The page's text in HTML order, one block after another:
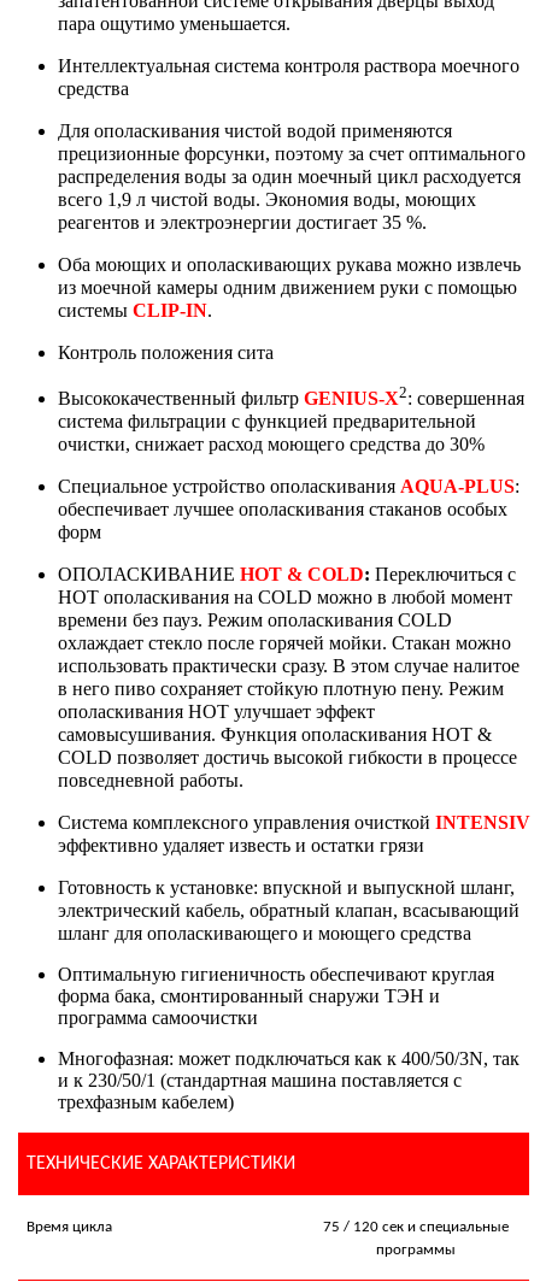
пара ощутимо уменьшается.
Интеллектуальная система контроля раствора моечного
средства
Для ополаскивания чистой водой применяются
прецизионные форсунки, поэтому за счет оптимального
распределения воды за один моечный цикл расходуется
всего 1,9 л чистой воды. Экономия воды, моющих
реагентов и электроэнергии достигает 35 %.
Оба моющих и ополаскивающих рукава можно извлечь
из моечной камеры одним движением руки с помощью
системы CLIP-IN.
Контроль положения сита
Высококачественный фильтр GENIUS-X2: совершенная
система фильтрации с функцией предварительной
очистки, снижает расход моющего средства до 30%
Специальное устройство ополаскивания AQUA-PLUS:
обеспечивает лучшее ополаскивания стаканов особых
форм
ОПОЛАСКИВАНИЕ HOT & COLD: Переключиться с
HOT ополаскивания на COLD можно в любой момент
времени без пауз. Режим ополаскивания COLD
охлаждает стекло после горячей мойки. Стакан можно
использовать практически сразу. В этом случае налитое
в него пиво сохраняет стойкую плотную пену. Режим
ополаскивания HOT улучшает эффект
самовысушивания. Функция ополаскивания HOT &
COLD позволяет достичь высокой гибкости в процессе
повседневной работы.
Система комплексного управления очисткой INTENSIV
эффективно удаляет известь и остатки грязи
Готовность к установке: впускной и выпускной шланг,
электрический кабель, обратный клапан, всасывающий
шланг для ополаскивающего и моющего средства
Оптимальную гигиеничность обеспечивают круглая
форма бака, смонтированный снаружи ТЭН и
программа самоочистки
Многофазная: может подключаться как к 400/50/3N, так
и к 230/50/1 (стандартная машина поставляется с
трехфазным кабелем)
ТЕХНИЧЕСКИЕ ХАРАКТЕРИСТИКИ
Время цикла 75 / 120 сек и специальные
программы